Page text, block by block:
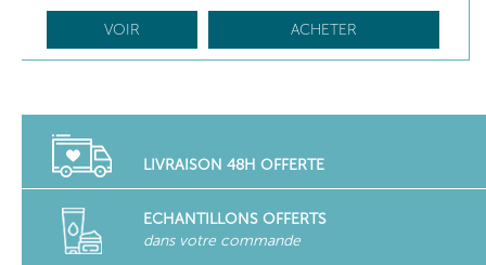
VOIR ACHETER
LIVRAISON 48H OFFERTE
ECHANTILLONS OFFERTS
dans votre commande